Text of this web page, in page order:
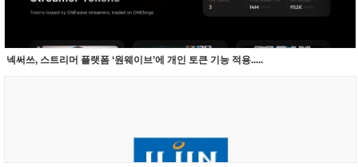
넥써쓰, 스트리머 플랫폼 ‘원웨이브’에 개인 토큰 기능 적용.....